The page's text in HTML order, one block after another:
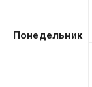
Понедельник